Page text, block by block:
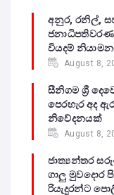
අනුර, රනිල්,
වියදම්
August 8,
සීනිගම ශ්‍රී
පෙරහැර අද
නිවේදනයක්
August 8,
ජාත්‍යන්තර
ගාලු මුවදොර
රියැදුරන්ට